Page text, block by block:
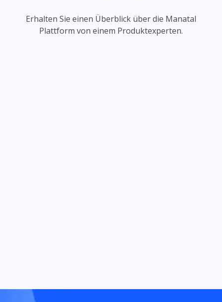
Erhalten Sie einen Überblick über die Manatal
Plattform von einem Produktexperten.